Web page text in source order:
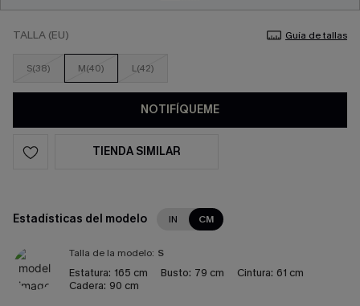
TALLA (EU) Guía de tallas
S(38) M(40) L(42)
NOTIFÍQUEME
TIENDA SIMILAR
Estadísticas del modelo IN CM
Talla de la modelo: S
Estatura: 165 cm Busto: 79 cm Cintura: 61 cm
Cadera: 90 cm